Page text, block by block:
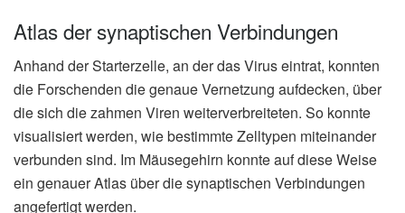
Atlas der synaptischen Verbindungen
Anhand der Starterzelle, an der das Virus eintrat, konnten
die Forschenden die genaue Vernetzung aufdecken, über
die sich die zahmen Viren weiterverbreiteten. So konnte
visualisiert werden, wie bestimmte Zelltypen miteinander
verbunden sind. Im Mäusegehirn konnte auf diese Weise
ein genauer Atlas über die synaptischen Verbindungen
angefertigt werden.